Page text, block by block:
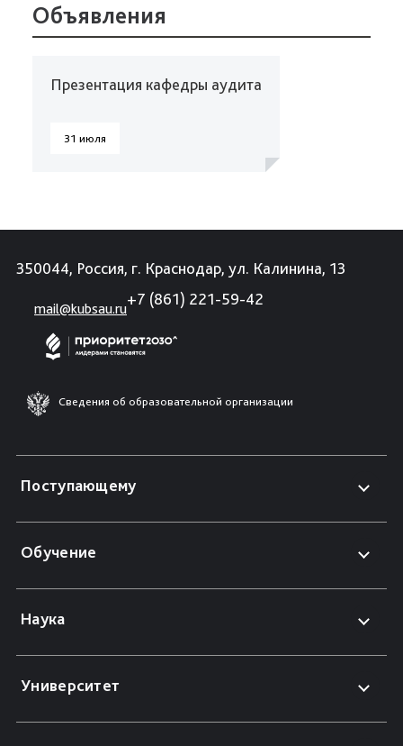
Объявления
Презентация кафедры аудита
31 июля
350044, Россия, г. Краснодар, ул. Калинина, 13
mail@kubsau.ru
+7 (861) 221-59-42
Сведения об образовательной организации
Поступающему
Обучение
Наука
Университет